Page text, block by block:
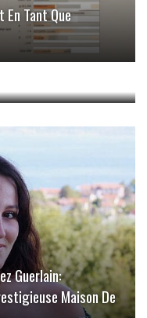
Tant Que
Xdsl Et Ftth
Guerlain:
Maison De